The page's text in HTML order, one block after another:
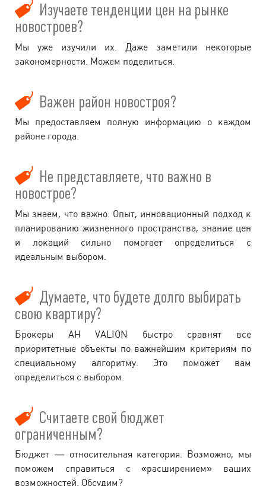
Изучаете тенденции цен на рынке
новостроев?
Мы уже изучили их. Даже заметили некоторые
закономерности. Можем поделиться.
Важен район новостроя?
Мы предоставляем полную информацию о каждом
районе города.
Не представляете, что важно в
новострое?
Мы знаем, что важно. Опыт, инновационный подход к
планированию жизненного пространства, знание цен
и локаций сильно помогает определиться с
идеальным выбором.
Думаете, что будете долго выбирать
свою квартиру?
Брокеры АН VALION быстро сравнят все
приоритетные объекты по важнейшим критериям по
специальному алгоритму. Это поможет вам
определиться с выбором.
Считаете свой бюджет
ограниченным?
Бюджет — относительная категория. Возможно, мы
поможем справиться с «расширением» ваших
возможностей. Обсудим?